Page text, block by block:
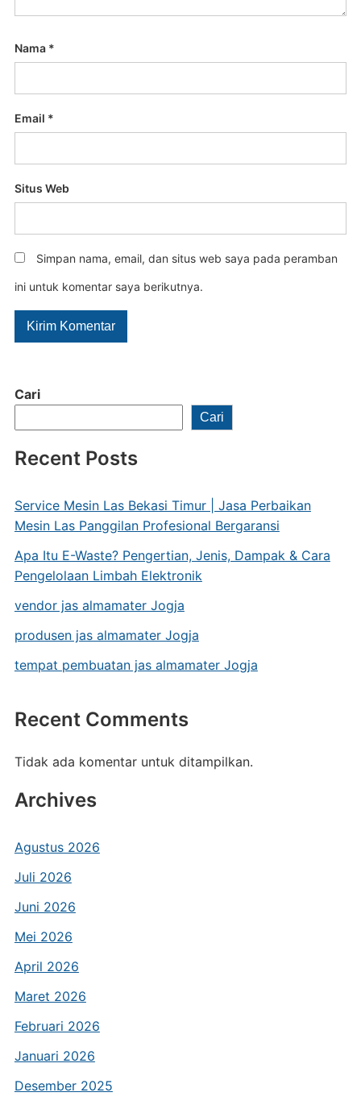
Cari
Cari
Recent Posts
Service Mesin Las Bekasi Timur | Jasa Perbaikan
Mesin Las Panggilan Profesional Bergaransi
Apa Itu E-Waste? Pengertian, Jenis, Dampak & Cara
Pengelolaan Limbah Elektronik
vendor jas almamater Jogja
produsen jas almamater Jogja
tempat pembuatan jas almamater Jogja
Recent Comments
Tidak ada komentar untuk ditampilkan.
Archives
Agustus 2026
Juli 2026
Juni 2026
Mei 2026
April 2026
Maret 2026
Februari 2026
Januari 2026
Desember 2025
Nama *
Email *
Situs Web
Simpan nama, email, dan situs web saya pada peramban
ini untuk komentar saya berikutnya.